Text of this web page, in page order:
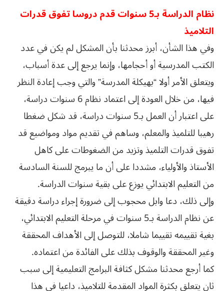
نظام الدراسة بـ5 سنوات قدم دروسا تفوق قدرات
التلاميذ
وفي هذا الشأن، أبرز محدثنا بأن المشكل لم يكن في عدد
الكتب المدرسية أو أحجامها، وإنما يرجع إلى عدة أسباب،
ويتعلق الأمر أولا “بهيكلة المدرسة” والتي وجب إعادة النظر
فيها، من خلال العودة إلى اعتماد نظام 6 سنوات دراسة،
على اعتبار أن العمل بـ5 سنوات دراسة، قد شكل ضغطا
رهيبا للتلميذ والمعلم، وساهم في تقديم مواد ومواضيع قد
تفوق قدرات التلميذ وتزيد من الضغوطات على كاهل
الأستاذ والأولياء، مشددا على أن ما يبرمج للسنة السادسة
من التعليم الابتدائي يوزع على بقية سنوات الدراسة.
وإلى ذلك، دعا وابل محجوب إلى ضرورة إجراء دراسة دقيقة
عن نظام الدراسة بـ5 سنوات في مرحلة التعليم الابتدائي،
بغية تقييمه تقييما شاملا، للتوصل إلى الأهداف المحققة
وغير المحققة والوقوف بذلك على الفائدة من اعتماده.
كما أرجع محدثنا مشكل كثافة البرامج التعليمية إلى سبب
ثان يتعلق بكثرة المواد المقدمة للتلاميذ، داعيا في هذا